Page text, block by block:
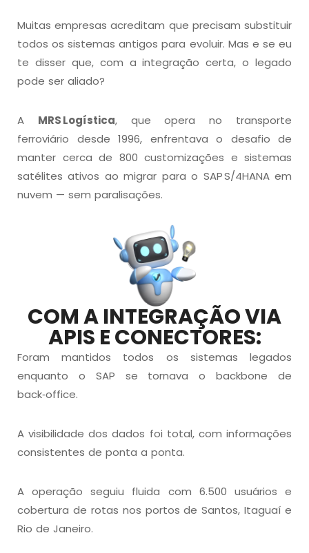
Muitas empresas acreditam que precisam substituir
todos os sistemas antigos para evoluir. Mas e se eu
te disser que, com a integração certa, o legado
pode ser aliado?
A MRS Logística, que opera no transporte
ferroviário desde 1996, enfrentava o desafio de
manter cerca de 800 customizações e sistemas
satélites ativos ao migrar para o SAP S/4HANA em
nuvem — sem paralisações.
COM A INTEGRAÇÃO VIA
APIS E CONECTORES:
Foram mantidos todos os sistemas legados
enquanto o SAP se tornava o backbone de
back‑office.
A visibilidade dos dados foi total, com informações
consistentes de ponta a ponta.
A operação seguiu fluida com 6.500 usuários e
cobertura de rotas nos portos de Santos, Itaguaí e
Rio de Janeiro.